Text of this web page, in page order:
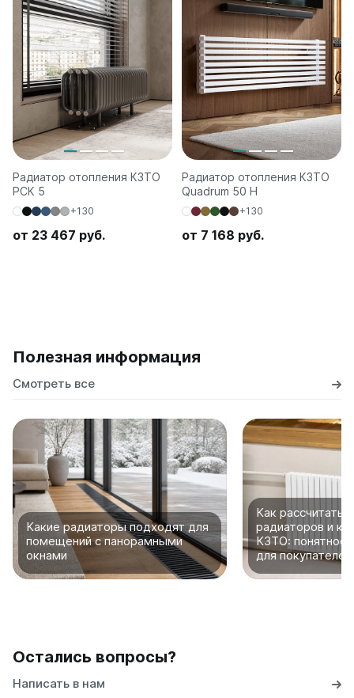
Радиатор отопления КЗТО
РСК 5
+130
от 23 467 руб.
Радиатор отопления КЗТО
Quadrum 50 H
+130
от 7 168 руб.
Полезная информация
Смотреть все
Какие радиаторы подходят для
помещений с панорамными
окнами
Как рассчитать
радиаторов и
КЗТО: понятное
для покупателей
Остались вопросы?
Написать в нам